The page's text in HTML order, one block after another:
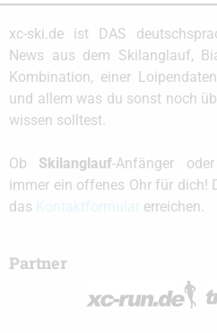
xc-ski.de ist DAS
News aus dem Skilanglauf,
Kombination, einer
und allem was du sonst noch
wissen solltest.
Ob Skilanglauf-Anfänger
immer ein offenes Ohr für dich!
das
erreichen.
Partner